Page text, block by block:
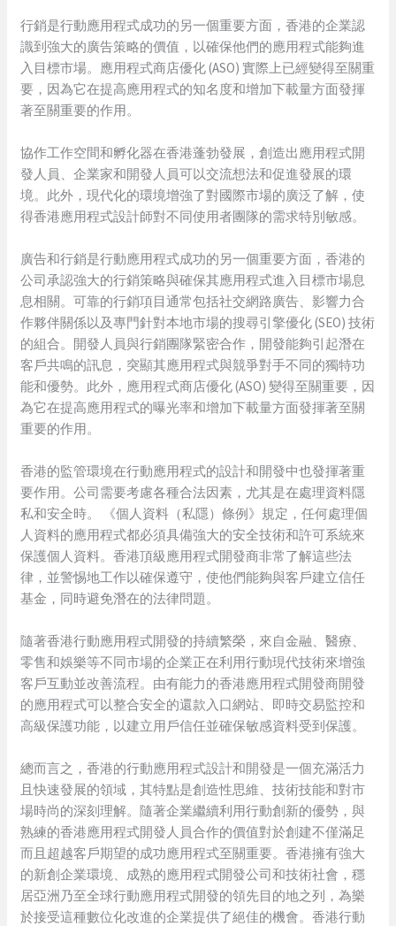
行銷是行動應用程式成功的另一個重要方面，香港的企業認
識到強大的廣告策略的價值，以確保他們的應用程式能夠進
入目標市場。應用程式商店優化 (ASO) 實際上已經變得至關重
要，因為它在提高應用程式的知名度和增加下載量方面發揮
著至關重要的作用。
協作工作空間和孵化器在香港蓬勃發展，創造出應用程式開
發人員、企業家和開發人員可以交流想法和促進發展的環
境。此外，現代化的環境增強了對國際市場的廣泛了解，使
得香港應用程式設計師對不同使用者團隊的需求特別敏感。
廣告和行銷是行動應用程式成功的另一個重要方面，香港的
公司承認強大的行銷策略與確保其應用程式進入目標市場息
息相關。可靠的行銷項目通常包括社交網路廣告、影響力合
作夥伴關係以及專門針對本地市場的搜尋引擎優化 (SEO) 技術
的組合。開發人員與行銷團隊緊密合作，開發能夠引起潛在
客戶共鳴的訊息，突顯其應用程式與競爭對手不同的獨特功
能和優勢。此外，應用程式商店優化 (ASO) 變得至關重要，因
為它在提高應用程式的曝光率和增加下載量方面發揮著至關
重要的作用。
香港的監管環境在行動應用程式的設計和開發中也發揮著重
要作用。公司需要考慮各種合法因素，尤其是在處理資料隱
私和安全時。 《個人資料（私隱）條例》規定，任何處理個
人資料的應用程式都必須具備強大的安全技術和許可系統來
保護個人資料。香港頂級應用程式開發商非常了解這些法
律，並警惕地工作以確保遵守，使他們能夠與客戶建立信任
基金，同時避免潛在的法律問題。
隨著香港行動應用程式開發的持續繁榮，來自金融、醫療、
零售和娛樂等不同市場的企業正在利用行動現代技術來增強
客戶互動並改善流程。由有能力的香港應用程式開發商開發
的應用程式可以整合安全的還款入口網站、即時交易監控和
高級保護功能，以建立用戶信任並確保敏感資料受到保護。
總而言之，香港的行動應用程式設計和開發是一個充滿活力
且快速發展的領域，其特點是創造性思維、技術技能和對市
場時尚的深刻理解。隨著企業繼續利用行動創新的優勢，與
熟練的香港應用程式開發人員合作的價值對於創建不僅滿足
而且超越客戶期望的成功應用程式至關重要。香港擁有強大
的新創企業環境、成熟的應用程式開發公司和技術社會，穩
居亞洲乃至全球行動應用程式開發的領先目的地之列，為樂
於接受這種數位化改進的企業提供了絕佳的機會。香港行動